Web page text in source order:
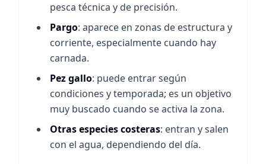
pesca técnica y de precisión.
Pargo: aparece en zonas de estructura y
corriente, especialmente cuando hay
carnada.
Pez gallo: puede entrar según
condiciones y temporada; es un objetivo
muy buscado cuando se activa la zona.
Otras especies costeras: entran y salen
con el agua, dependiendo del día.